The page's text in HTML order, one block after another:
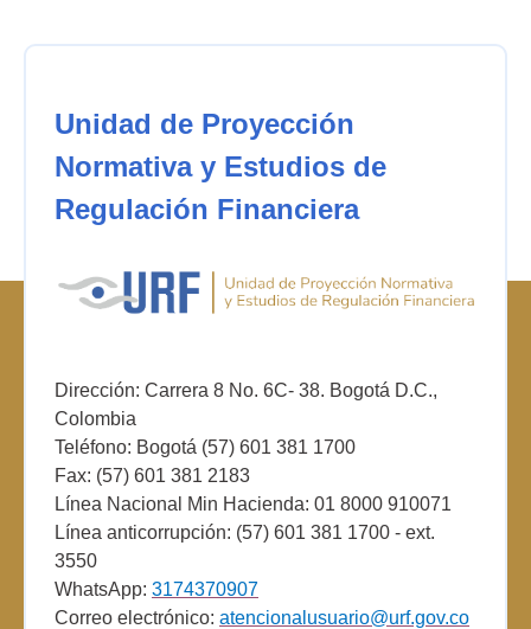
Unidad de Proyección
Normativa y Estudios de
Regulación Financiera
Dirección: Carrera 8 No. 6C- 38. Bogotá D.C.,
Colombia
Teléfono: Bogotá (57) 601 381 1700
Fax: (57) 601 381 2183
Línea Nacional Min Hacienda: 01 8000 910071
Línea anticorrupción: (57) 601 381 1700 - ext.
3550
WhatsApp: 3174370907
Correo electrónico: atencionalusuario@urf.gov.co